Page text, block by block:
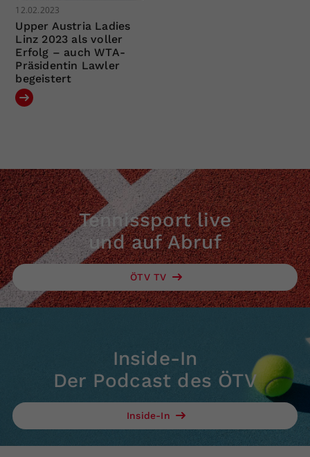
12.02.2023
Upper Austria Ladies
Linz 2023 als voller
Erfolg – auch WTA-
Präsidentin Lawler
begeistert
Tennissport live
und auf Abruf
ÖTV TV
Inside-In
Der Podcast des ÖTV
Inside-In